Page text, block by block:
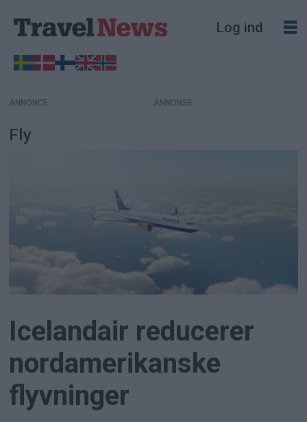
Log ind
ANNONCE
Fly
Icelandair reducerer
nordamerikanske
flyvninger